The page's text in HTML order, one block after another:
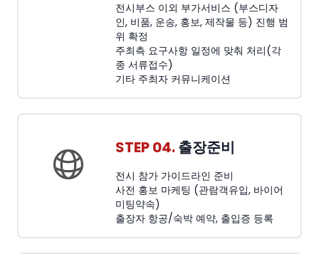
전시부스 이외 부가서비스 (부스디자
인, 비품, 운송, 홍보, 제작물 등) 진행 범
위 확정
주최측 요구사항 일정에 맞춰 처리(각
종 서류접수)
기타 주최자 커뮤니케이션
STEP 04.출장준비
전시 참가 가이드라인 준비
사전 홍보 마케팅 (관람객유입, 바이어
미팅약속)
출장자 항공/숙박 예약, 출입증 등록